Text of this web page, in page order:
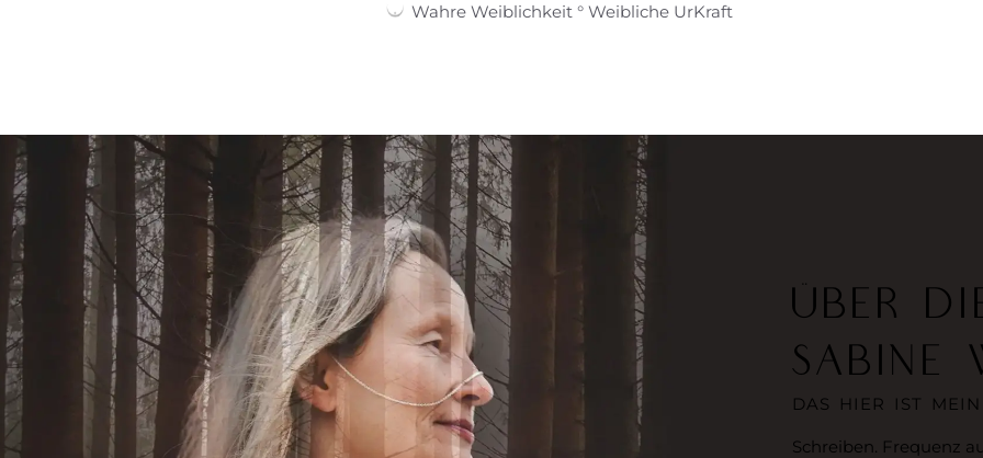
Wahre Weiblichkeit ° Weibliche UrKraft
ÜBER
SABINE
DAS HIER IST
Schreiben. Frequenz